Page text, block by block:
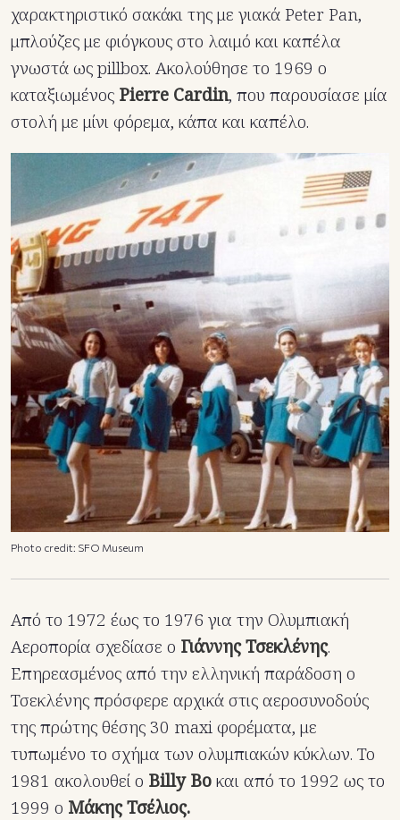
χαρακτηριστικό σακάκι της με γιακά Peter Pan,
μπλούζες με φιόγκους στο λαιμό και καπέλα
γνωστά ως pillbox. Ακολούθησε το 1969 ο
καταξιωμένος Pierre Cardin, που παρουσίασε μία
στολή με μίνι φόρεμα, κάπα και καπέλο.
Photo credit: SFO Museum
Από το 1972 έως το 1976 για την Ολυμπιακή
Αεροπορία σχεδίασε ο Γιάννης Τσεκλένης.
Επηρεασμένος από την ελληνική παράδοση ο
Τσεκλένης πρόσφερε αρχικά στις αεροσυνοδούς
της πρώτης θέσης 30 maxi φορέματα, με
τυπωμένο το σχήμα των ολυμπιακών κύκλων. Το
1981 ακολουθεί ο Billy Boκαι από το 1992 ως το
1999 ο Μάκης Τσέλιος.